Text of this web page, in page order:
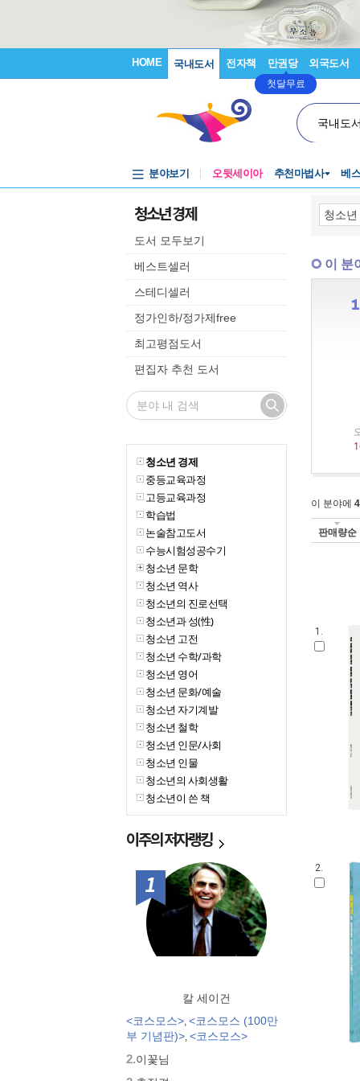
HOME 국내도서 전자책 만권당
첫달무료
외국도서
국내도
분야보기 오뒷세이아 추천마법사 베
청소년 경제
도서 모두보기
베스트셀러
스테디셀러
정가인하/정가제free
최고평점도서
편집자 추천 도서
청소년 경제
중등교육과정
고등교육과정
학습법
논술참고도서
수능시험성공수기
청소년 문학
청소년 역사
청소년의 진로선택
청소년과 성(性)
청소년 고전
청소년 수학/과학
청소년 영어
청소년 문화/예술
청소년 자기계발
청소년 철학
청소년 인문/사회
청소년 인물
청소년의 사회생활
청소년이 쓴 책
이주의저자랭킹
1위
칼 세이건
<코스모스>, <코스모스 (100만
부 기념판)>, <코스모스>
2.이꽃님
이 분
이 분야에
판매량순
1.
2.